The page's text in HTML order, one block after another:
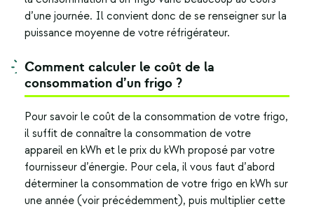
d’une journée. Il convient donc de se renseigner sur la
puissance moyenne de votre réfrigérateur.
Comment calculer le coût de la
consommation d’un frigo ?
Pour savoir le coût de la consommation de votre frigo,
il suffit de connaître la consommation de votre
appareil en kWh et le prix du kWh proposé par votre
fournisseur d’énergie. Pour cela, il vous faut d’abord
déterminer la consommation de votre frigo en kWh sur
une année (voir précédemment), puis multiplier cette